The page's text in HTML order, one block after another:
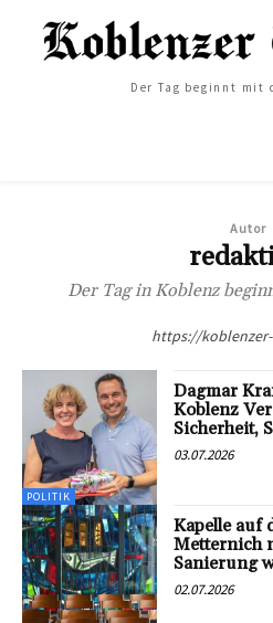
Der Tag beginnt mit
Autor
Der Tag in Koblenz
https://
POLITIK
Dagmar
Koblenz
Sicherheit,
03.07.2026
Kapelle auf
Metternich
Sanierung
02.07.2026